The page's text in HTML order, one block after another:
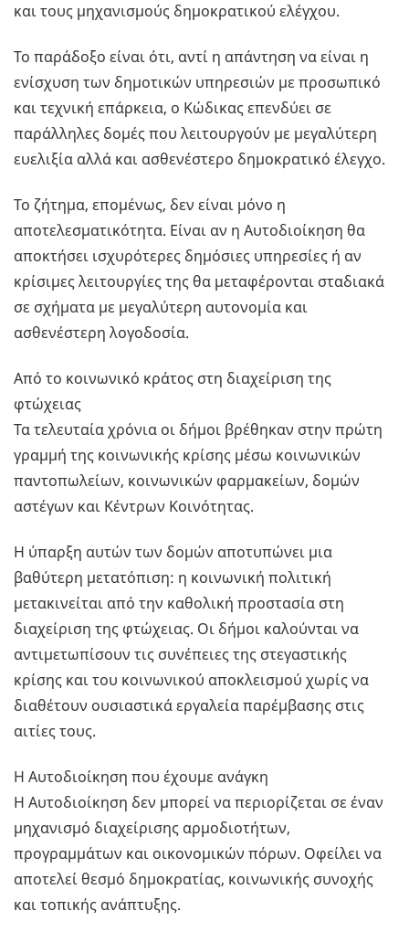
και τους μηχανισμούς δημοκρατικού ελέγχου.
Το παράδοξο είναι ότι, αντί η απάντηση να είναι η
ενίσχυση των δημοτικών υπηρεσιών με προσωπικό
και τεχνική επάρκεια, ο Κώδικας επενδύει σε
παράλληλες δομές που λειτουργούν με μεγαλύτερη
ευελιξία αλλά και ασθενέστερο δημοκρατικό έλεγχο.
Το ζήτημα, επομένως, δεν είναι μόνο η
αποτελεσματικότητα. Είναι αν η Αυτοδιοίκηση θα
αποκτήσει ισχυρότερες δημόσιες υπηρεσίες ή αν
κρίσιμες λειτουργίες της θα μεταφέρονται σταδιακά
σε σχήματα με μεγαλύτερη αυτονομία και
ασθενέστερη λογοδοσία.
Από το κοινωνικό κράτος στη διαχείριση της
φτώχειας
Τα τελευταία χρόνια οι δήμοι βρέθηκαν στην πρώτη
γραμμή της κοινωνικής κρίσης μέσω κοινωνικών
παντοπωλείων, κοινωνικών φαρμακείων, δομών
αστέγων και Κέντρων Κοινότητας.
Η ύπαρξη αυτών των δομών αποτυπώνει μια
βαθύτερη μετατόπιση: η κοινωνική πολιτική
μετακινείται από την καθολική προστασία στη
διαχείριση της φτώχειας. Οι δήμοι καλούνται να
αντιμετωπίσουν τις συνέπειες της στεγαστικής
κρίσης και του κοινωνικού αποκλεισμού χωρίς να
διαθέτουν ουσιαστικά εργαλεία παρέμβασης στις
αιτίες τους.
Η Αυτοδιοίκηση που έχουμε ανάγκη
Η Αυτοδιοίκηση δεν μπορεί να περιορίζεται σε έναν
μηχανισμό διαχείρισης αρμοδιοτήτων,
προγραμμάτων και οικονομικών πόρων. Οφείλει να
αποτελεί θεσμό δημοκρατίας, κοινωνικής συνοχής
και τοπικής ανάπτυξης.